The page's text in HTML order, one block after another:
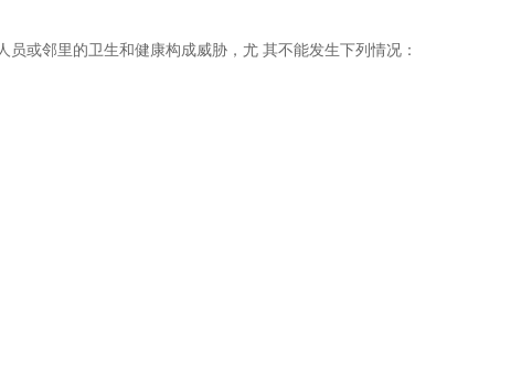
或邻里的卫生和健康构成威胁，尤 其不能发生下列情况：